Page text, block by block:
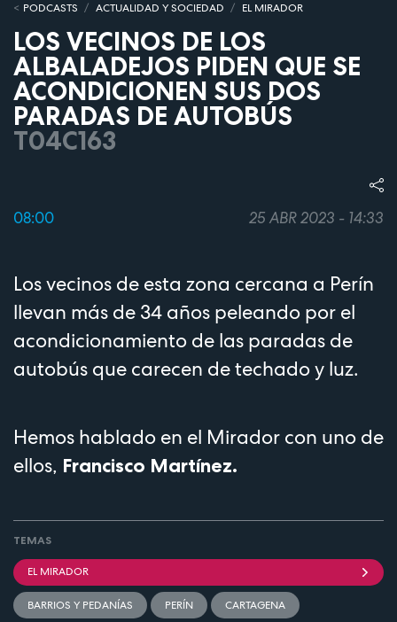
PODCASTS ACTUALIDAD Y SOCIEDAD EL MIRADOR
LOS VECINOS DE LOS
ALBALADEJOS PIDEN QUE SE
ACONDICIONEN SUS DOS
PARADAS DE AUTOBÚS
T04C163
08:00 25 ABR 2023 - 14:33
Los vecinos de esta zona cercana a Perín
llevan más de 34 años peleando por el
acondicionamiento de las paradas de
autobús que carecen de techado y luz.
Hemos hablado en el Mirador con uno de
ellos, Francisco Martínez.
TEMAS
EL MIRADOR
BARRIOS Y PEDANÍAS PERÍN CARTAGENA